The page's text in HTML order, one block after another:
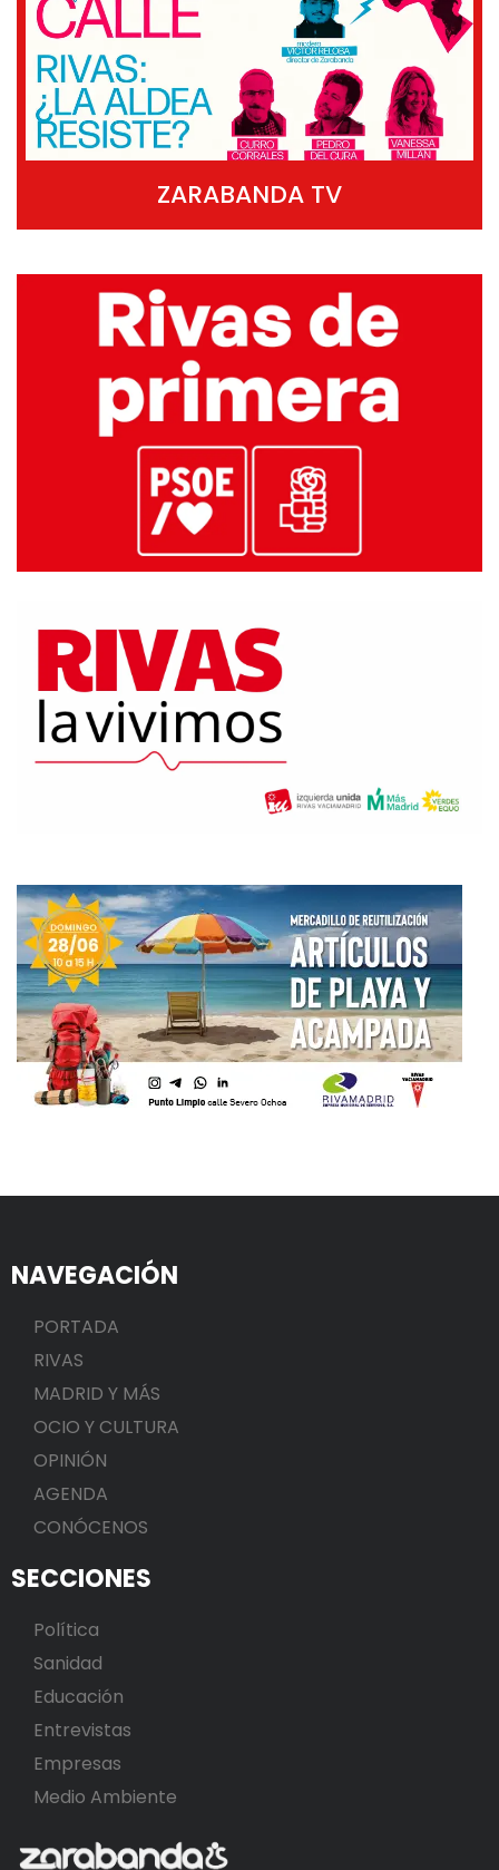
ZARABANDA TV
NAVEGACIÓN
PORTADA
RIVAS
MADRID Y MÁS
OCIO Y CULTURA
OPINIÓN
AGENDA
CONÓCENOS
SECCIONES
Política
Sanidad
Educación
Entrevistas
Empresas
Medio Ambiente